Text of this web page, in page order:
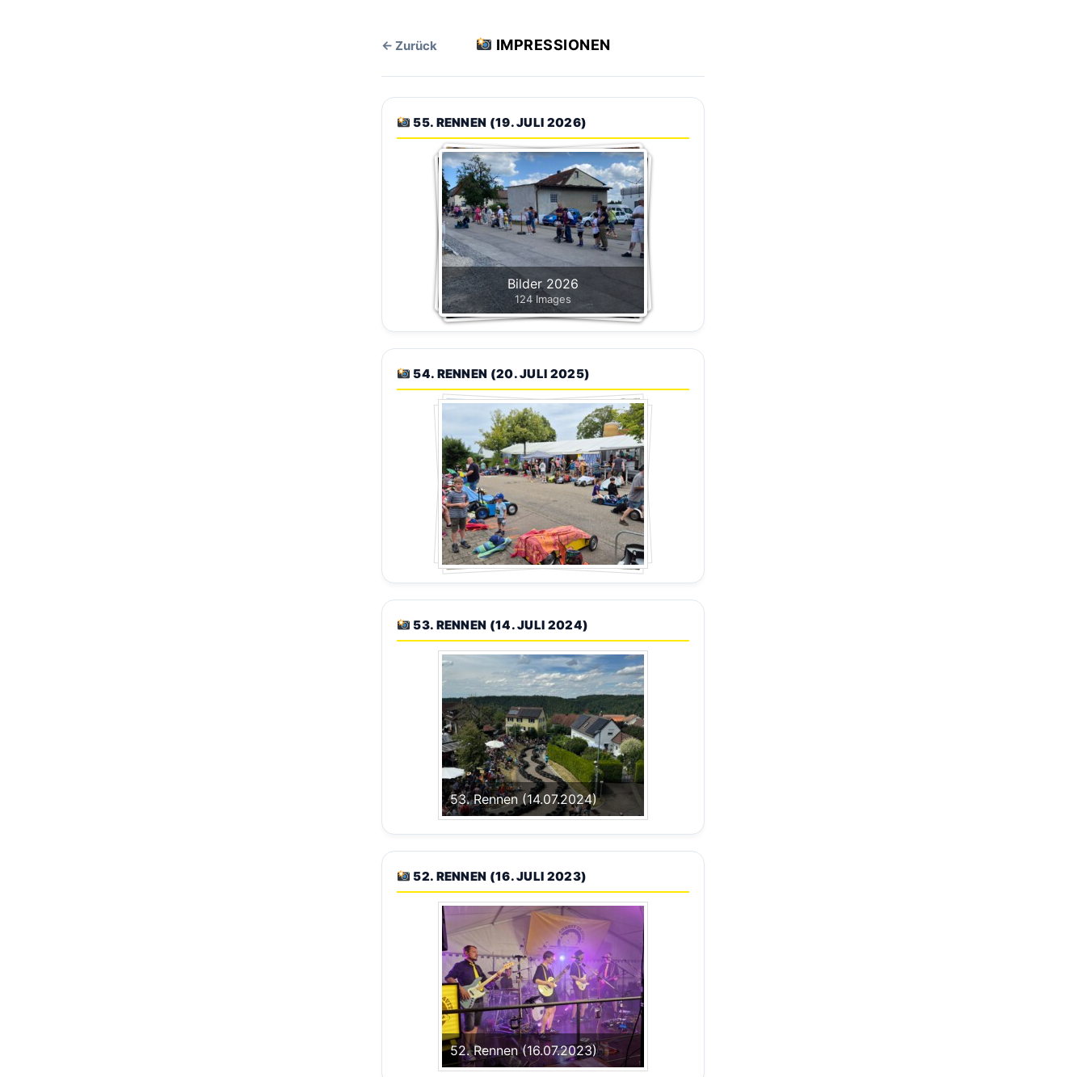
← Zurück IMPRESSIONEN
55. RENNEN (19. JULI 2026)
Bilder 2026
124 Images
54. RENNEN (20. JULI 2025)
53. RENNEN (14. JULI 2024)
53. Rennen (14.07.2024)
52. RENNEN (16. JULI 2023)
52. Rennen (16.07.2023)